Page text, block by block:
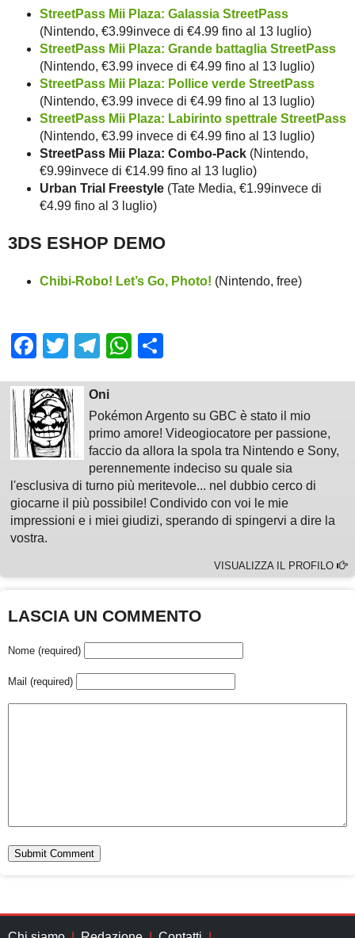
StreetPass Mii Plaza: Galassia StreetPass
(Nintendo, €3.99invece di €4.99 fino al 13 luglio)
StreetPass Mii Plaza: Grande battaglia StreetPass
(Nintendo, €3.99 invece di €4.99 fino al 13 luglio)
StreetPass Mii Plaza: Pollice verde StreetPass
(Nintendo, €3.99 invece di €4.99 fino al 13 luglio)
StreetPass Mii Plaza: Labirinto spettrale StreetPass
(Nintendo, €3.99 invece di €4.99 fino al 13 luglio)
StreetPass Mii Plaza: Combo-Pack (Nintendo,
€9.99invece di €14.99 fino al 13 luglio)
Urban Trial Freestyle (Tate Media, €1.99invece di
€4.99 fino al 3 luglio)
3DS ESHOP DEMO
Chibi-Robo! Let’s Go, Photo! (Nintendo, free)
Facebook
TwitterTelegram
WhatsApp
Oni
Pokémon Argento su GBC è stato il mio
primo amore! Videogiocatore per passione,
faccio da allora la spola tra Nintendo e Sony,
perennemente indeciso su quale sia
l'esclusiva di turno più meritevole... nel dubbio cerco di
giocarne il più possibile! Condivido con voi le mie
impressioni e i miei giudizi, sperando di spingervi a dire la
vostra.
VISUALIZZA IL PROFILO
LASCIA UN COMMENTO
Nome (required)
Mail (required)